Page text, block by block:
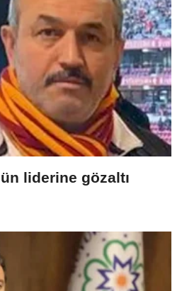
liderine gözaltı